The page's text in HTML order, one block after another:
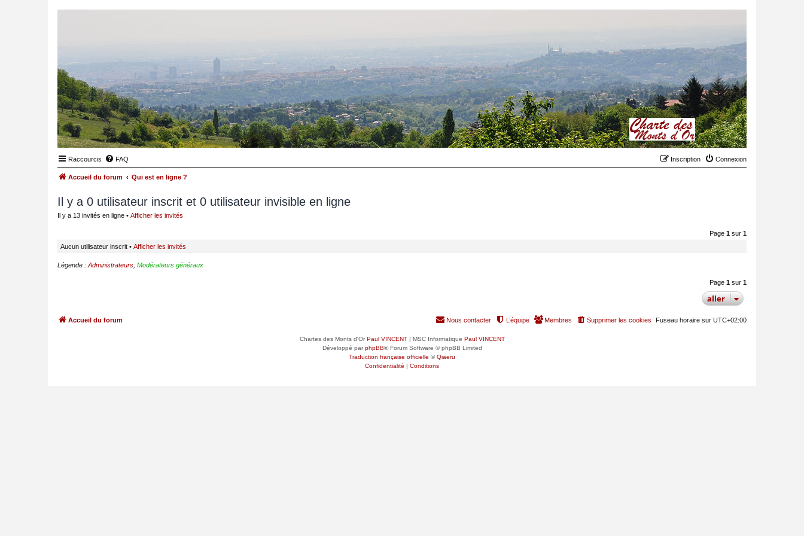
Raccourcis FAQ Connexion
Inscription
Accueil du forum Qui est en ligne ?
Il y a 0 utilisateur inscrit et 0 utilisateur invisible en ligne
Il y a 13 invités en ligne • Afficher les invités
Page 1 sur 1
Aucun utilisateur inscrit • Afficher les invités
Légende : Administrateurs Modérateurs généraux
Page 1 sur 1
aller
Accueil du forum Fuseau horaire sur UTC+02:00
Supprimer les cookies
Membres
L’équipe
Nous contacter
Chartes des Monts d'OrPaul VINCENT| MSC Informatique Paul VINCENT
Développé parphpBB® Forum Software © phpBB Limited
Traduction française officielle ©Qiaeru
Confidentialité | Conditions